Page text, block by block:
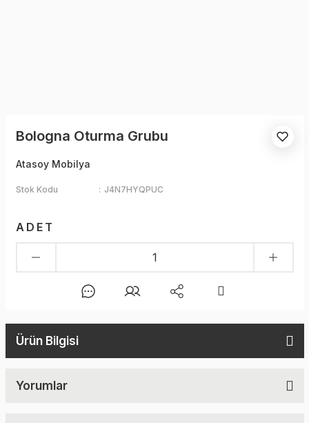
Bologna Oturma Grubu
Atasoy Mobilya
Stok Kodu J4N7HYQPUC
ADET
Ürün Bilgisi
Yorumlar